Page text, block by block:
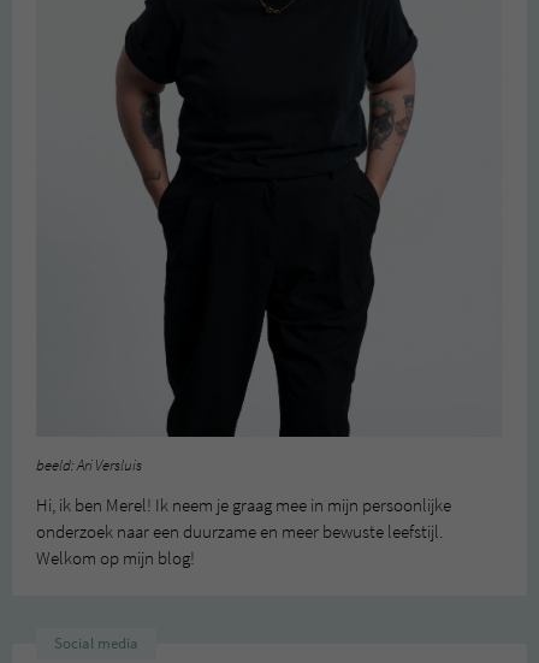
beeld: Ari Versluis
Hi, ik ben Merel! Ik neem je graag mee in mijn persoonlijke
onderzoek naar een duurzame en meer bewuste leefstijl.
Welkom op mijn blog!
Social media